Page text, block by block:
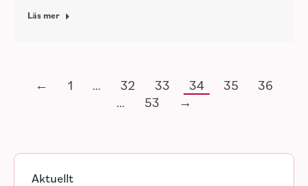
Läs mer
← 1 … 32 33 34 35
36
…
53 →
Aktuellt